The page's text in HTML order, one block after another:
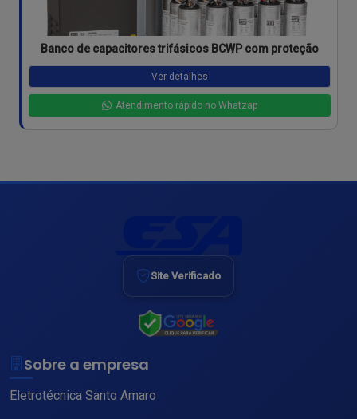
Banco de capacitores trifásicos BCWP com proteção
Ver detalhes
Atendimento rápido no Whatzap
Site Verificado
Sobre a empresa
Eletrotécnica Santo Amaro